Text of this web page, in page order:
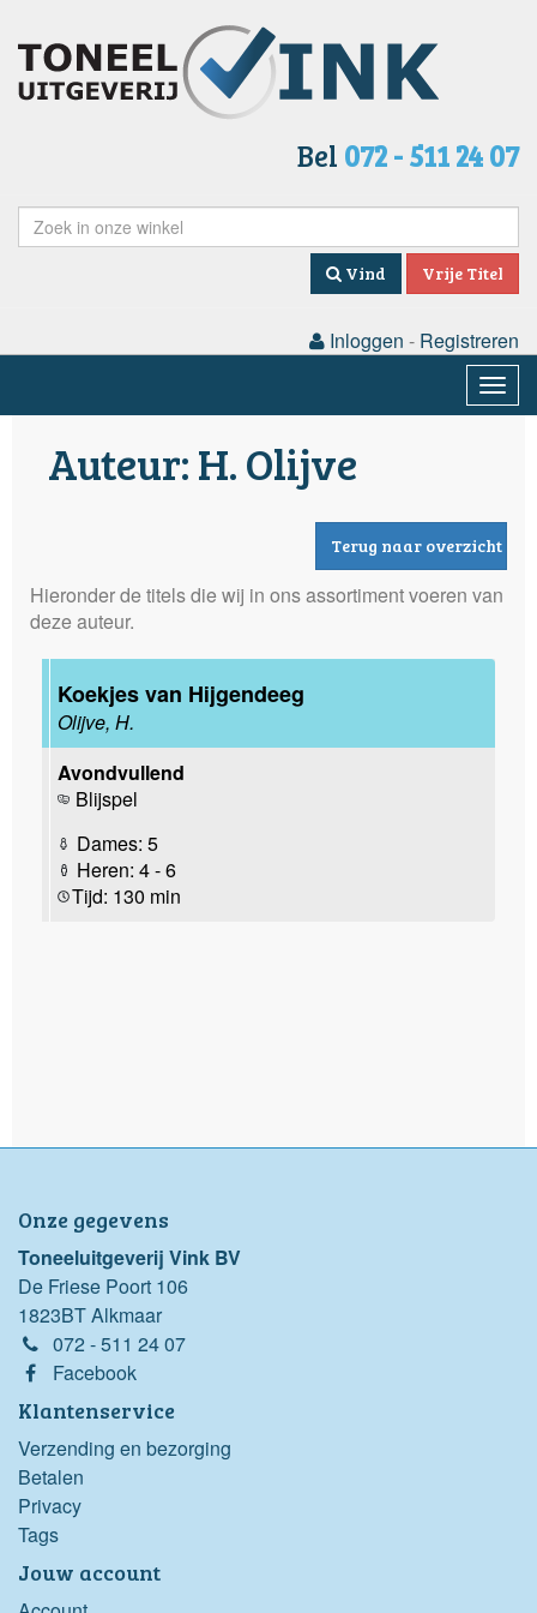
Bel 072 - 511 24 07
Vind Vrije Titel
Inloggen - Registreren
Auteur: H. Olijve
Terug naar overzicht
Hieronder de titels die wij in ons assortiment voeren van
deze auteur.
Koekjes van Hijgendeeg
Olijve, H.
Avondvullend
Blijspel
Dames: 5
Heren: 4 - 6
Tijd: 130 min
Onze gegevens
Toneeluitgeverij Vink BV
De Friese Poort 106
1823BT Alkmaar
072 - 511 24 07
Facebook
Klantenservice
Verzending en bezorging
Betalen
Privacy
Tags
Jouw account